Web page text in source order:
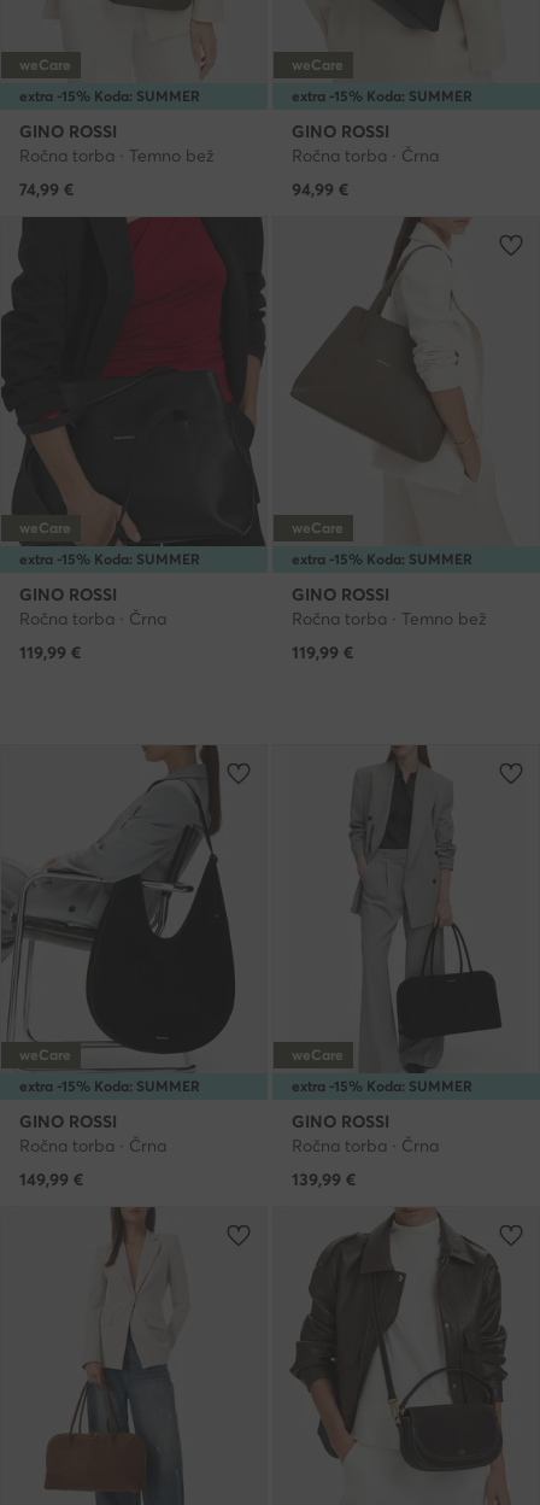
extra -15% Koda: SUMMER
weCare
GINO ROSSI
Ročna torba · Temno bež
74,99 €
extra -15% Koda: SUMMER
weCare
GINO ROSSI
Ročna torba · Črna
94,99 €
extra -15% Koda: SUMMER
weCare
GINO ROSSI
Ročna torba · Črna
119,99 €
extra -15% Koda: SUMMER
weCare
GINO ROSSI
Ročna torba · Temno bež
119,99 €
extra -15% Koda: SUMMER
weCare
GINO ROSSI
Ročna torba · Črna
149,99 €
extra -15% Koda: SUMMER
weCare
GINO ROSSI
Ročna torba · Črna
139,99 €